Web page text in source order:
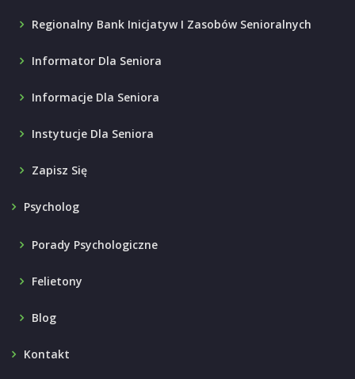
Regionalny Bank Inicjatyw I Zasobów Senioralnych
Informator Dla Seniora
Informacje Dla Seniora
Instytucje Dla Seniora
Zapisz Się
Psycholog
Porady Psychologiczne
Felietony
Blog
Kontakt